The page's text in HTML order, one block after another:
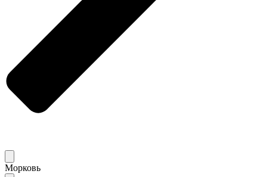
Морковь